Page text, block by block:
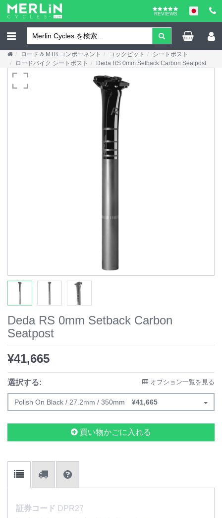
REVIEWS
ロード & MTB コンポーネント コックピット
シートポスト
ロードバイク シートポスト
Deda RS 0mm Setback Carbon Seatpost
Deda RS 0mm Setback Carbon
Seatpost
¥41,665
選択する: オプション一覧を見る
Polish On Black / 27.2mm / 350mm ¥41,665
買い物かごに入れる
証券コード DPR27